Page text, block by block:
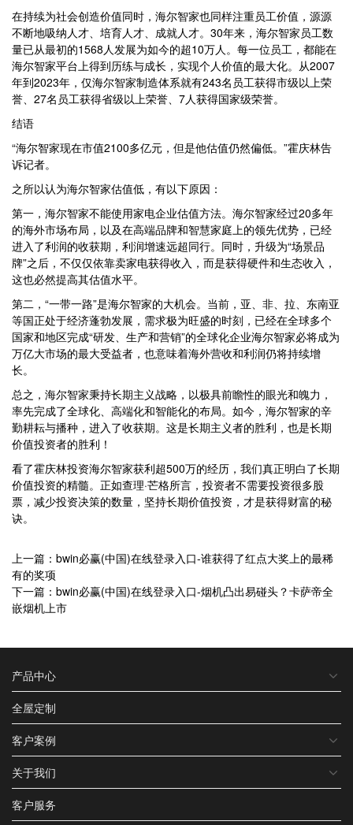
在持续为社会创造价值同时，海尔智家也同样注重员工价值，源源
不断地吸纳人才、培育人才、成就人才。30年来，海尔智家员工数
量已从最初的1568人发展为如今的超10万人。每一位员工，都能在
海尔智家平台上得到历练与成长，实现个人价值的最大化。从2007
年到2023年，仅海尔智家制造体系就有243名员工获得市级以上荣
誉、27名员工获得省级以上荣誉、7人获得国家级荣誉。
结语
“海尔智家现在市值2100多亿元，但是他估值仍然偏低。”霍庆林告
诉记者。
之所以认为海尔智家估值低，有以下原因：
第一，海尔智家不能使用家电企业估值方法。海尔智家经过20多年
的海外市场布局，以及在高端品牌和智慧家庭上的领先优势，已经
进入了利润的收获期，利润增速远超同行。同时，升级为“场景品
牌”之后，不仅仅依靠卖家电获得收入，而是获得硬件和生态收入，
这也必然提高其估值水平。
第二，“一带一路”是海尔智家的大机会。当前，亚、非、拉、东南亚
等国正处于经济蓬勃发展，需求极为旺盛的时刻，已经在全球多个
国家和地区完成“研发、生产和营销”的全球化企业海尔智家必将成为
万亿大市场的最大受益者，也意味着海外营收和利润仍将持续增
长。
总之，海尔智家秉持长期主义战略，以极具前瞻性的眼光和魄力，
率先完成了全球化、高端化和智能化的布局。如今，海尔智家的辛
勤耕耘与播种，进入了收获期。这是长期主义者的胜利，也是长期
价值投资者的胜利！
看了霍庆林投资海尔智家获利超500万的经历，我们真正明白了长期
价值投资的精髓。正如查理·芒格所言，投资者不需要投资很多股
票，减少投资决策的数量，坚持长期价值投资，才是获得财富的秘
诀。
上一篇：bwin必赢(中国)在线登录入口-谁获得了红点大奖上的最稀
有的奖项
下一篇：bwin必赢(中国)在线登录入口-烟机凸出易碰头？卡萨帝全
嵌烟机上市
产品中心
全屋定制
客户案例
关于我们
客户服务